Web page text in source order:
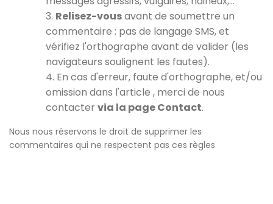
3. Relisez-vousavant de soumettre un
commentaire : pas de langage SMS, et
vérifiez l'orthographe avant de valider (les
navigateurs soulignent les fautes).
4. En cas d'erreur, faute d'orthographe, et/ou
omission dans l'article , merci de nous
contacter via la page Contact.
Nous nous réservons le droit de supprimer les
commentaires qui ne respectent pas ces règles